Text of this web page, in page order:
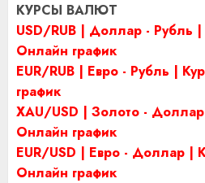
КУРСЫ ВАЛЮТ
USD/RUB | Доллар - Рубль |
Онлайн график
EUR/RUB | Евро - Рубль |
график
XAU/USD | Золото -
Онлайн график
EUR/USD | Евро - Доллар |
Онлайн график